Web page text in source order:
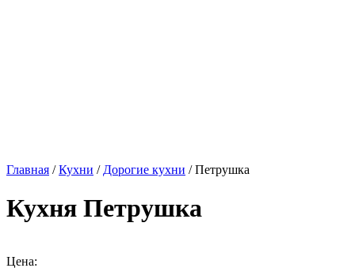
Главная /Кухни / Дорогие кухни / Петрушка
Кухня Петрушка
Цена: